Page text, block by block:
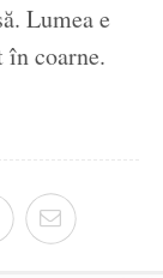
Lumea e
în coarne.